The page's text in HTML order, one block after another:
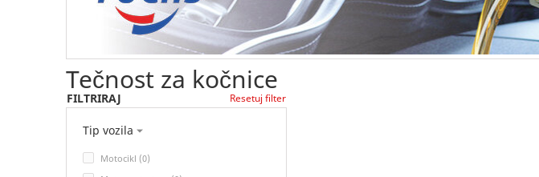
Tečnost za kočnice
FILTRIRAJ Resetuj filter
Tip vozila
Motocikl (0)